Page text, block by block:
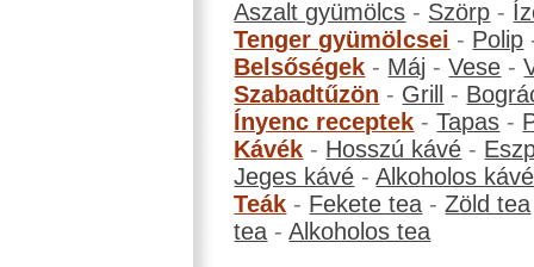
Aszalt gyümölcs - Szörp -
Tenger gyümölcsei - Polip
Belsőségek - Máj -Vese -
Szabadtűzön - Grill -
Ínyenc receptek -Tapas -
Kávék - Hosszú kávé -
Jeges kávé -Alkoholos kávé
Teák - Fekete tea -Zöld tea
tea -Alkoholos tea